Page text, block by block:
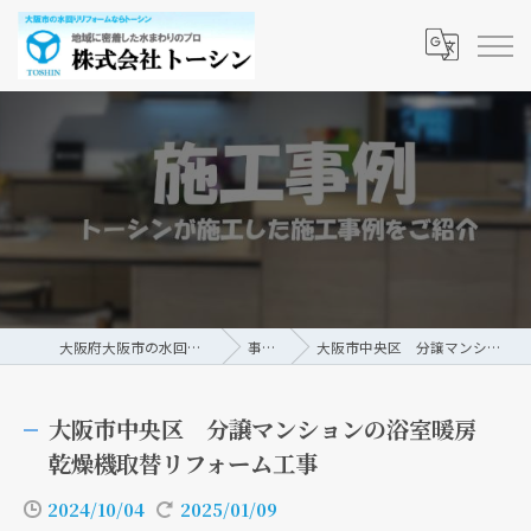
大阪府大阪市の水回りリフォームなら株式会社トーシン 事例/ブログ 大阪市中央区 分譲マンションの浴室暖房乾燥機取替リフォーム工事
大阪市中央区 分譲マンションの浴室暖房
乾燥機取替リフォーム工事
2024/10/04 2025/01/09